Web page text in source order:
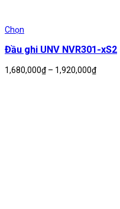
Chọn
Đầu ghi UNV NVR301-xS2
1,680,000₫ – 1,920,000₫Khoảng